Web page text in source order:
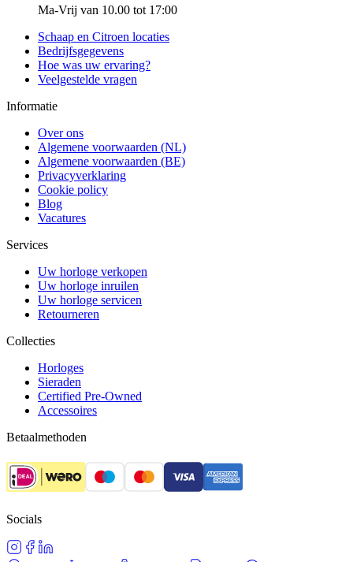
Ma-Vrij van 10.00 tot 17:00
Schaap en Citroen locaties
Bedrijfsgegevens
Hoe was uw ervaring?
Veelgestelde vragen
Informatie
Over ons
Algemene voorwaarden (NL)
Algemene voorwaarden (BE)
Privacyverklaring
Cookie policy
Blog
Vacatures
Services
Uw horloge verkopen
Uw horloge inruilen
Uw horloge servicen
Retourneren
Collecties
Horloges
Sieraden
Certified Pre-Owned
Accessoires
Betaalmethoden
Socials